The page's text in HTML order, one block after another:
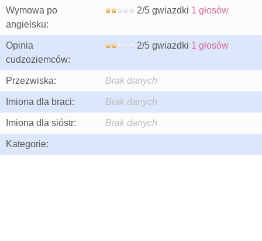
Wymowa po
angielsku:
2/5 gwiazdki 1 głosów
Opinia
cudzoziemców:
2/5 gwiazdki 1 głosów
Przezwiska: Brak danych
Imiona dla braci: Brak danych
Imiona dla sióstr: Brak danych
Kategorie: